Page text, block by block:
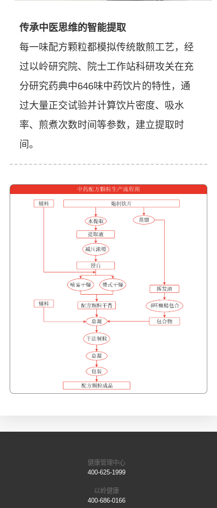
传承中医思维的智能提取
每一味配方颗粒都模拟传统散煎工艺，经
过以岭研究院、院士工作站科研攻关在充
分研究药典中646味中药饮片的特性，通
过大量正交试验并计算饮片密度、吸水
率、煎煮次数时间等参数，建立提取时
间。
健康管理中心
400-625-1999
以岭健康
400-686-0166